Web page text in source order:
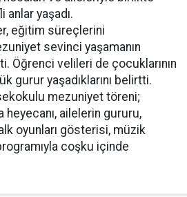
yaşadı.
eğitim süreçlerini
sevinci yaşamanın
Öğrenci velileri de çocuklarının
gurur yaşadıklarını belirtti.
mezuniyet töreni;
ailelerin gururu,
oyunları gösterisi, müzik
coşku içinde